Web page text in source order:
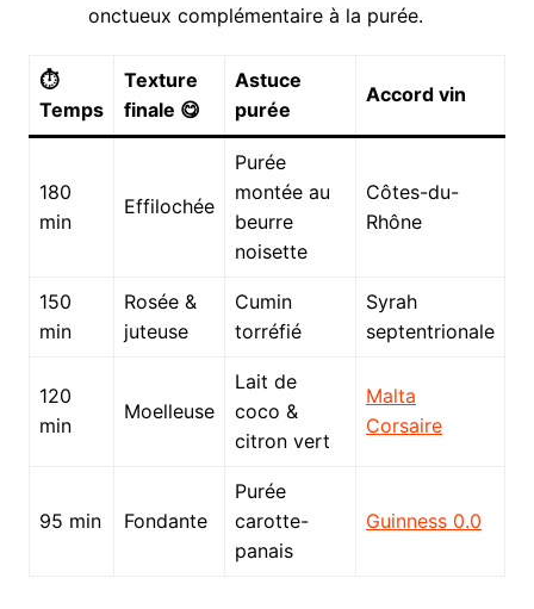
onctueux complémentaire à la purée.
⏱️
Temps
Texture
finale 😋
Astuce
purée
Accord vin
180
min
Effilochée
Purée
montée au
beurre
noisette
Côtes-du-
Rhône
150
min
Rosée &
juteuse
Cumin
torréfié
Syrah
septentrionale
120
min
Moelleuse
Lait de
coco &
citron vert
Malta
Corsaire
95 min Fondante
Purée
carotte-
panais
Guinness 0.0